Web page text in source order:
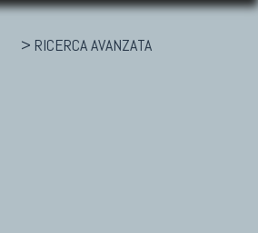
> RICERCA AVANZATA